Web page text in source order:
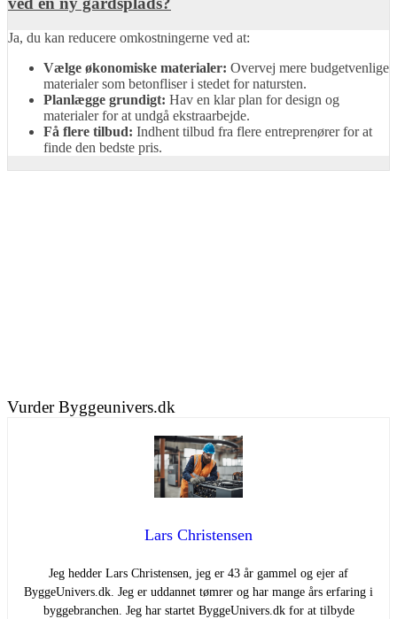
Ja, du kan reducere omkostningerne ved at:
Vælge økonomiske materialer: Overvej mere budgetvenlige
materialer som betonfliser i stedet for natursten.
Planlægge grundigt: Hav en klar plan for design og
materialer for at undgå ekstraarbejde.
Få flere tilbud: Indhent tilbud fra flere entreprenører for at
finde den bedste pris.
Vurder Byggeunivers.dk
Lars Christensen
Jeg hedder Lars Christensen, jeg er 43 år gammel og ejer af
ByggeUnivers.dk. Jeg er uddannet tømrer og har mange års erfaring i
byggebranchen. Jeg har startet ByggeUnivers.dk for at tilbyde